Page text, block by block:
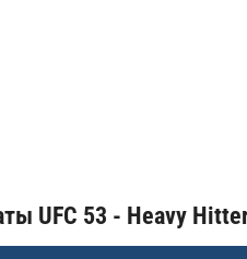
UFC 53 - Heavy